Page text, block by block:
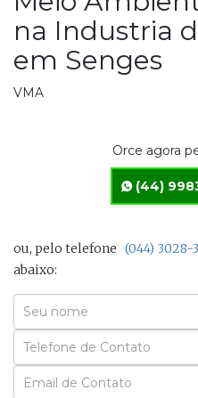
na Industria
em Senges
VMA
Orce agora
(44)
ou, pelo telefone (044) 3028-
abaixo:
Seu
Nome
Seu
Email